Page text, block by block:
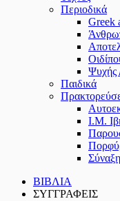
Περιοδικά
Greek
Ψυχής
Παιδικά
Ι.Μ.
Σύναξη
ΒΙΒΛΙΑ
ΣΥΓΓΡΑΦΕΙΣ